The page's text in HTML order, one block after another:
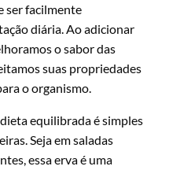
ser facilmente
diária. Ao adicionar
o sabor das
suas propriedades
o organismo.
equilibrada é simples
Seja em saladas
essa erva é uma